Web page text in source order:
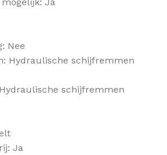
Nee
Hydraulische schijfremmen
schijfremmen
Ja